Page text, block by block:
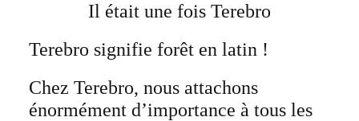
Il était une fois Terebro
Terebro signifie forêt en latin !
Chez Terebro, nous attachons
énormément d’importance à tous les